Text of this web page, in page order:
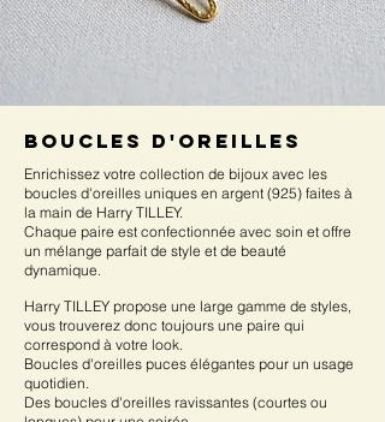
boucles d'oreilles
Enrichissez votre collection de bijoux avec les
boucles d'oreilles uniques en argent (925) faites à
la main de Harry TILLEY.
Chaque paire est confectionnée avec soin et offre
un mélange parfait de style et de beauté
dynamique.
Harry TILLEY propose une large gamme de styles,
vous trouverez donc toujours une paire qui
correspond à votre look.
Boucles d'oreilles puces élégantes pour un usage
quotidien.
Des boucles d'oreilles ravissantes (courtes ou